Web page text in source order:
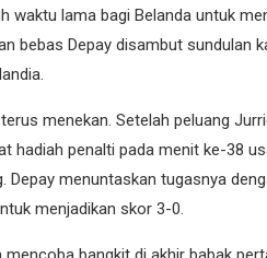
waktu lama bagi Belanda untuk
bebas Depay disambut sundulan
menekan. Setelah peluang
hadiah penalti pada menit ke-38
Depay menuntaskan tugasnya
menjadikan skor 3-0.